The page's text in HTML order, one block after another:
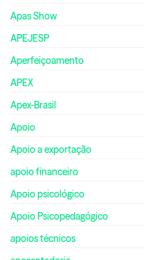
Apas Show
APEJESP
Aperfeiçoamento
APEX
Apex-Brasil
Apoio
Apoio a exportação
apoio financeiro
Apoio psicológico
Apoio Psicopedagógico
apoios técnicos